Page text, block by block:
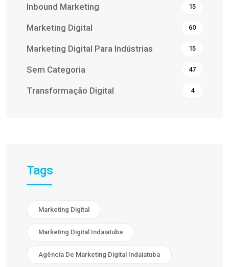
Inbound Marketing 15
Marketing Digital 60
Marketing Digital Para Indústrias 15
Sem Categoria 47
Transformação Digital 4
Tags
Marketing Digital
Marketing Digital Indaiatuba
Agência De Marketing Digital Indaiatuba